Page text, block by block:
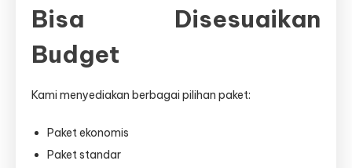
Bisa Disesuaikan
Budget
Kami menyediakan berbagai pilihan paket:
Paket ekonomis
Paket standar